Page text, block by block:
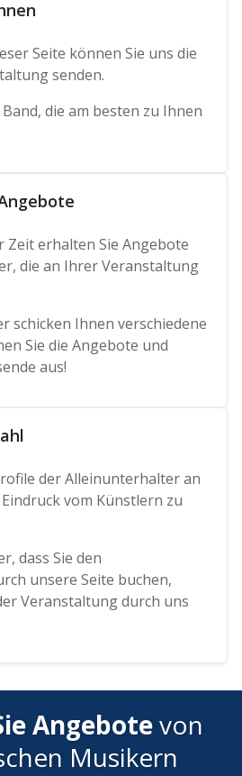
Seite können Sie uns die
senden.
die am besten zu Ihnen
erhalten Sie Angebote
die an Ihrer Veranstaltung
schicken Ihnen verschiedene
Sie die Angebote und
aus!
der Alleinunterhalter an
vom Künstlern zu
dass Sie den
unsere Seite buchen,
Veranstaltung durch uns
Angebotevon
Musikern